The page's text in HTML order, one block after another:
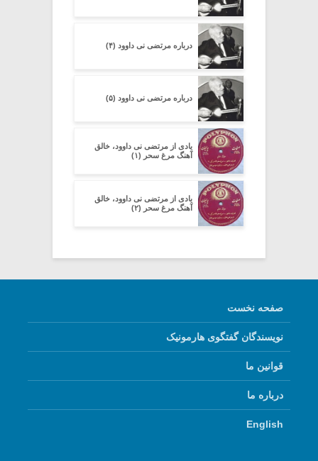
درباره مرتضی نی داوود (۴)
درباره مرتضی نی داوود (۵)
یادی از مرتضی نی داوود، خالق
آهنگ مرغ سحر (۱)
یادی از مرتضی نی داوود، خالق
آهنگ مرغ سحر (۲)
صفحه نخست
نویسندگان گفتگوی هارمونیک
قوانین ما
درباره ما
English